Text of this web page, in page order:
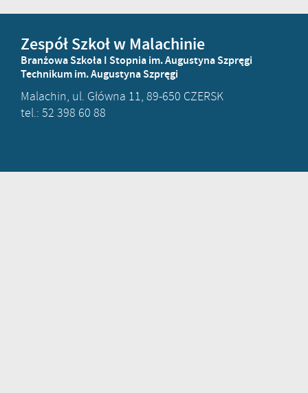
Zespół Szkoł w Malachinie
Branżowa Szkoła I Stopnia im. Augustyna Szpręgi
Technikum im. Augustyna Szpręgi
Malachin, ul. Główna 11, 89-650 CZERSK
tel.: 52 398 60 88